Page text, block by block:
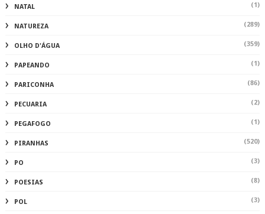
NATAL (1)
NATUREZA (289)
OLHO D'ÁGUA (359)
PAPEANDO (1)
PARICONHA (86)
PECUARIA (2)
PEGAFOGO (1)
PIRANHAS (520)
PO (3)
POESIAS (8)
POL (3)